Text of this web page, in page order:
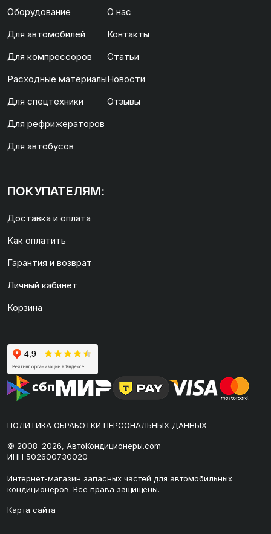
Оборудование
Для автомобилей
Для компрессоров
Расходные материалы
Для спецтехники
Для рефрижераторов
Для автобусов
О нас
Контакты
Статьи
Новости
Отзывы
ПОКУПАТЕЛЯМ:
Доставка и оплата
Как оплатить
Гарантия и возврат
Личный кабинет
Корзина
ПОЛИТИКА ОБРАБОТКИ ПЕРСОНАЛЬНЫХ ДАННЫХ
© 2008–2026, АвтоКондиционеры.com
ИНН 502600730020
Интернет-магазин запасных частей для автомобильных
кондиционеров. Все права защищены.
Карта сайта